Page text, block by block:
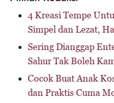
4 Kreasi Tempe
Simpel dan Lezat,
Sering Dianggap
Sahur Tak Boleh
Cocok Buat Anak
dan Praktis Cuma